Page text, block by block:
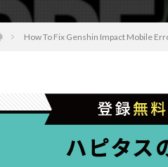
How To Fix Genshin Impact Mobile